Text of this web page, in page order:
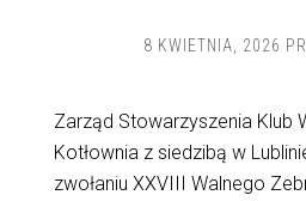
8 KWIETNIA, 2026
Zarząd Stowarzyszenia Klub
Kotłownia z siedzibą w
zwołaniu XXVIII Walnego